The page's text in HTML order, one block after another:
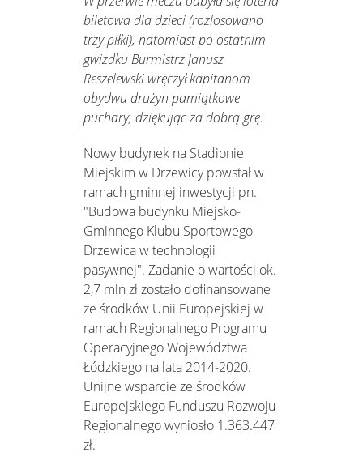
biletowa dla dzieci (rozlosowano
trzy piłki), natomiast po ostatnim
gwizdku Burmistrz Janusz
Reszelewski wręczył kapitanom
obydwu drużyn pamiątkowe
puchary, dziękując za dobrą grę.
Nowy budynek na Stadionie
Miejskim w Drzewicy powstał w
ramach gminnej inwestycji pn.
"Budowa budynku Miejsko-
Gminnego Klubu Sportowego
Drzewica w technologii
pasywnej". Zadanie o wartości ok.
2,7 mln zł zostało dofinansowane
ze środków Unii Europejskiej w
ramach Regionalnego Programu
Operacyjnego Województwa
Łódzkiego na lata 2014-2020.
Unijne wsparcie ze środków
Europejskiego Funduszu Rozwoju
Regionalnego wyniosło 1.363.447
zł.